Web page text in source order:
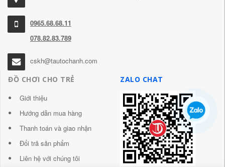
0965.68.68.11
078.82.83.789
cskh@tautochanh.com
ĐỒ CHƠI CHO TRẺ
Giới thiệu
Hướng dẫn mua hàng
Thanh toán và giao nhận
Đổi trả sản phẩm
Liên hệ với chúng tôi
ZALO CHAT